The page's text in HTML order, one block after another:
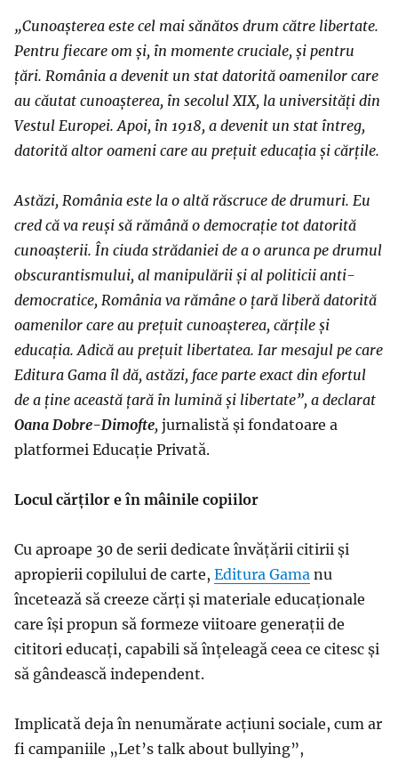
„Cunoașterea este cel mai sănătos drum către libertate.
Pentru fiecare om și, în momente cruciale, și pentru
țări. România a devenit un stat datorită oamenilor care
au căutat cunoașterea, în secolul XIX, la universități din
Vestul Europei. Apoi, în 1918, a devenit un stat întreg,
datorită altor oameni care au prețuit educația și cărțile.
Astăzi, România este la o altă răscruce de drumuri. Eu
cred că va reuși să rămână o democrație tot datorită
cunoașterii. În ciuda strădaniei de a o arunca pe drumul
obscurantismului, al manipulării și al politicii anti-
democratice, România va rămâne o țară liberă datorită
oamenilor care au prețuit cunoașterea, cărțile și
educația. Adică au prețuit libertatea. Iar mesajul pe care
Editura Gama îl dă, astăzi, face parte exact din efortul
de a ține această țară în lumină și libertate”, a declarat
Oana Dobre-Dimofte, jurnalistă și fondatoare a
platformei Educație Privată.
Locul cărților e în mâinile copiilor
Cu aproape 30 de serii dedicate învățării citirii și
apropierii copilului de carte, Editura Gama nu
încetează să creeze cărți și materiale educaționale
care își propun să formeze viitoare generații de
cititori educați, capabili să înțeleagă ceea ce citesc și
să gândească independent.
Implicată deja în nenumărate acțiuni sociale, cum ar
fi campaniile „Let’s talk about bullying”,